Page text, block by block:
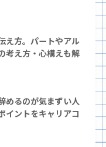
え方。パートやアル
考え方・心構えも解
めるのが気まずい人
イントをキャリアコ